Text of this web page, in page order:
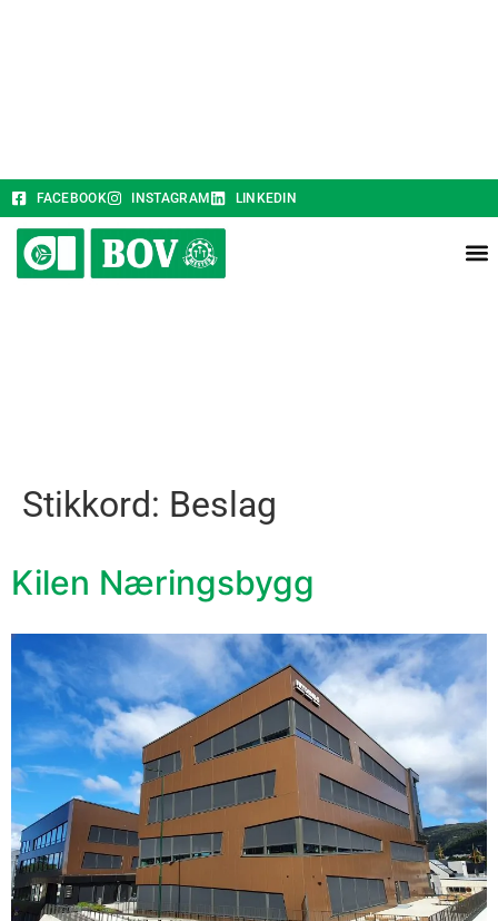
FACEBOOK INSTAGRAM LINKEDIN
Stikkord: Beslag
Kilen Næringsbygg